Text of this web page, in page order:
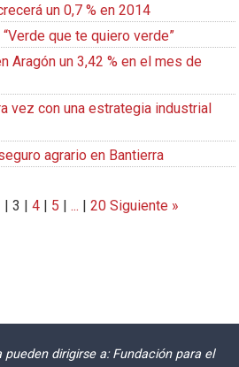
un 0,7 % en 2014
que te quiero verde”
Aragón un 3,42 % en el mes de
vez con una estrategia industrial
agrario en Bantierra
| 3 | 4 | 5 | ... | 20 Siguiente »
dirigirse a: Fundación para el